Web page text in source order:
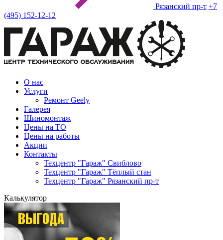
Рязанский пр-т +7
(495) 152-12-12
О нас
Услуги
Ремонт Geely
Галерея
Шиномонтаж
Цены на ТО
Цены на работы
Акции
Контакты
Техцентр "Гараж" Свиблово
Техцентр "Гараж" Тёплый стан
Техцентр "Гараж" Рязанский пр-т
Калькулятор